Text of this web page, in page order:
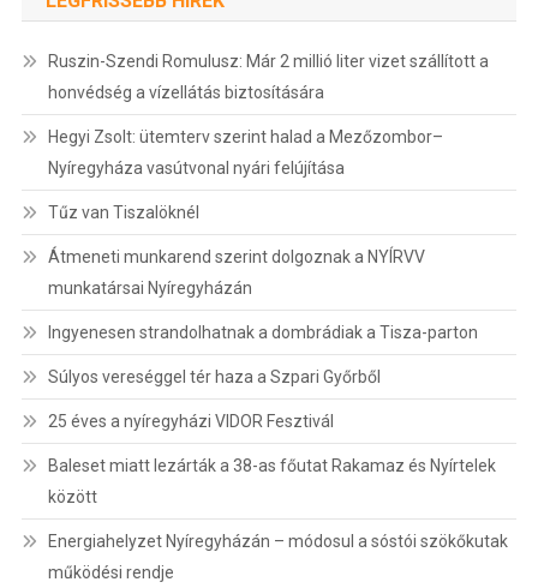
Ruszin-Szendi Romulusz: Már 2 millió liter vizet szállított a
honvédség a vízellátás biztosítására
Hegyi Zsolt: ütemterv szerint halad a Mezőzombor–
Nyíregyháza vasútvonal nyári felújítása
Tűz van Tiszalöknél
Átmeneti munkarend szerint dolgoznak a NYÍRVV
munkatársai Nyíregyházán
Ingyenesen strandolhatnak a dombrádiak a Tisza-parton
Súlyos vereséggel tér haza a Szpari Győrből
25 éves a nyíregyházi VIDOR Fesztivál
Baleset miatt lezárták a 38-as főutat Rakamaz és Nyírtelek
között
Energiahelyzet Nyíregyházán – módosul a sóstói szökőkutak
működési rendje